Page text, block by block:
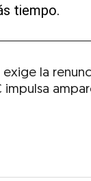
tiempo.
exige la
impulsa